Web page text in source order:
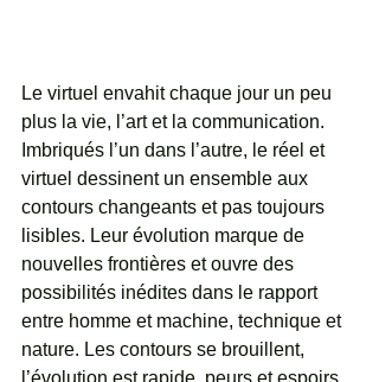
Le virtuel envahit chaque jour un peu
plus la vie, l’art et la communication.
Imbriqués l’un dans l’autre, le réel et
virtuel dessinent un ensemble aux
contours changeants et pas toujours
lisibles. Leur évolution marque de
nouvelles frontières et ouvre des
possibilités inédites dans le rapport
entre homme et machine, technique et
nature. Les contours se brouillent,
l’évolution est rapide, peurs et espoirs